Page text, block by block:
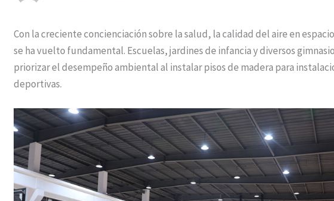
Con la creciente concienciación sobre la salud, la calidad del aire en
se ha vuelto fundamental. Escuelas, jardines de infancia y diversos
priorizar el desempeño ambiental al instalar pisos de madera para
deportivas.